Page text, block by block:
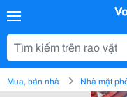
Mua, bán nhà Nhà mặt